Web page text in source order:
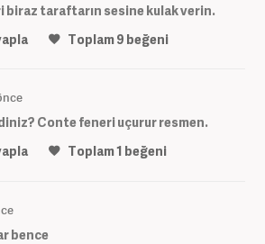
biraz taraftarın sesine kulak verin.
Toplam9 beğeni
Conte feneri uçurur resmen.
Toplam1 beğeni
bence